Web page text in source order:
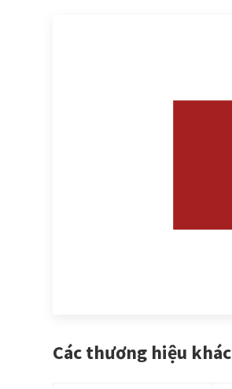
Các thương hiệu khác